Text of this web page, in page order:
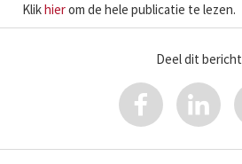
Klikhierom de hele publicatie te lezen.
Deel dit bericht